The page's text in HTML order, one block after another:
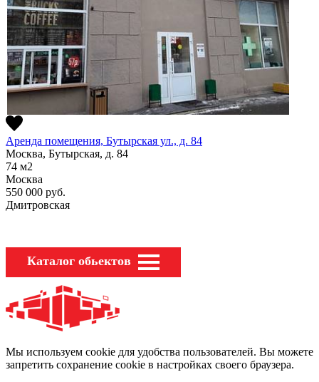
Аренда помещения, Бутырская ул., д. 84
Москва, Бутырская, д. 84
74 м2
Москва
550 000 руб.
Дмитровская
Каталог обьектов
Мы используем cookie для удобства пользователей. Вы можете
запретить сохранение cookie в настройках своего браузера.